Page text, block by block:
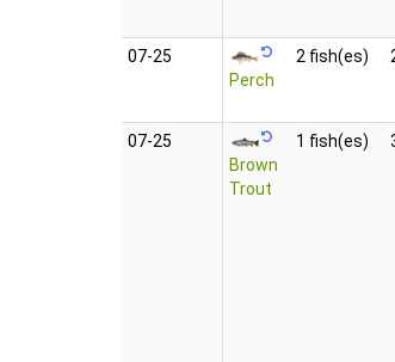
07‑25
Perch
2 fish(es)
07‑25
Brown
Trout
1 fish(es)